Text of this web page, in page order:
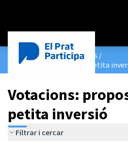
Pressupostos Participatius /
Votacions: propostes de petita
Votacions:
petita inversió
Filtrar i cercar